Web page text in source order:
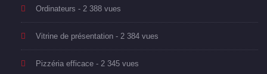
Ordinateurs - 2 388 vues
Vitrine de présentation - 2 384 vues
Pizzéria efficace - 2 345 vues